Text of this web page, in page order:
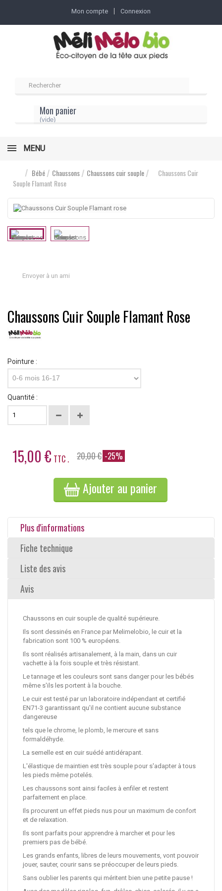
Mon compte Connexion
Mon panier
(vide)
MENU
Bébé Chaussons Chaussons cuir souple
Chaussons Cuir
Souple Flamant Rose
Envoyer à un ami
Chaussons Cuir Souple Flamant Rose
Pointure :
0-6 mois 16-17
Quantité :
15,00 € TTC . 20,00 € -25%
Ajouter au panier
Plus d'informations
Fiche technique
Liste des avis
Avis
Chaussons en cuir souple de qualité supérieure.
Ils sont dessinés en France par Melimelobio, le cuir et la
fabrication sont 100 % européens.
Ils sont réalisés artisanalement, à la main, dans un cuir
vachette à la fois souple et très résistant.
Le tannage et les couleurs sont sans danger pour les bébés
même s'ils les portent à la bouche.
Le cuir est testé par un laboratoire indépendant et certifié
EN71-3 garantissant qu'il ne contient aucune substance
dangereuse
tels que le chrome, le plomb, le mercure et sans
formaldéhyde.
La semelle est en cuir suédé antidérapant.
L'élastique de maintien est très souple pour s'adapter à tous
les pieds même potelés.
Les chaussons sont ainsi faciles à enfiler et restent
parfaitement en place.
Ils procurent un effet pieds nus pour un maximum de confort
et de relaxation.
Ils sont parfaits pour apprendre à marcher et pour les
premiers pas de bébé.
Les grands enfants, libres de leurs mouvements, vont pouvoir
jouer, sauter, courir sans se préoccuper de leurs pieds.
Sans oublier les parents qui méritent bien une petite pause !